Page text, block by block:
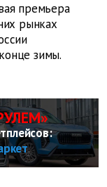
премьера
рынках
зимы.